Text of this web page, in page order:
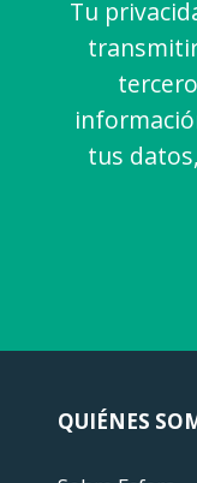
Tu
tus
QUIÉNES